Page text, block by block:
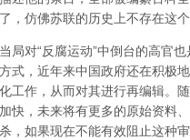
，仿佛苏联的历史上不存在这个
局对“反腐运动”中倒台的高官也
式，近年来中国政府还在积极
工作，从而对其进行再编辑。
快，未来将有更多的原始资料
，如果现在不能有效阻止这种审